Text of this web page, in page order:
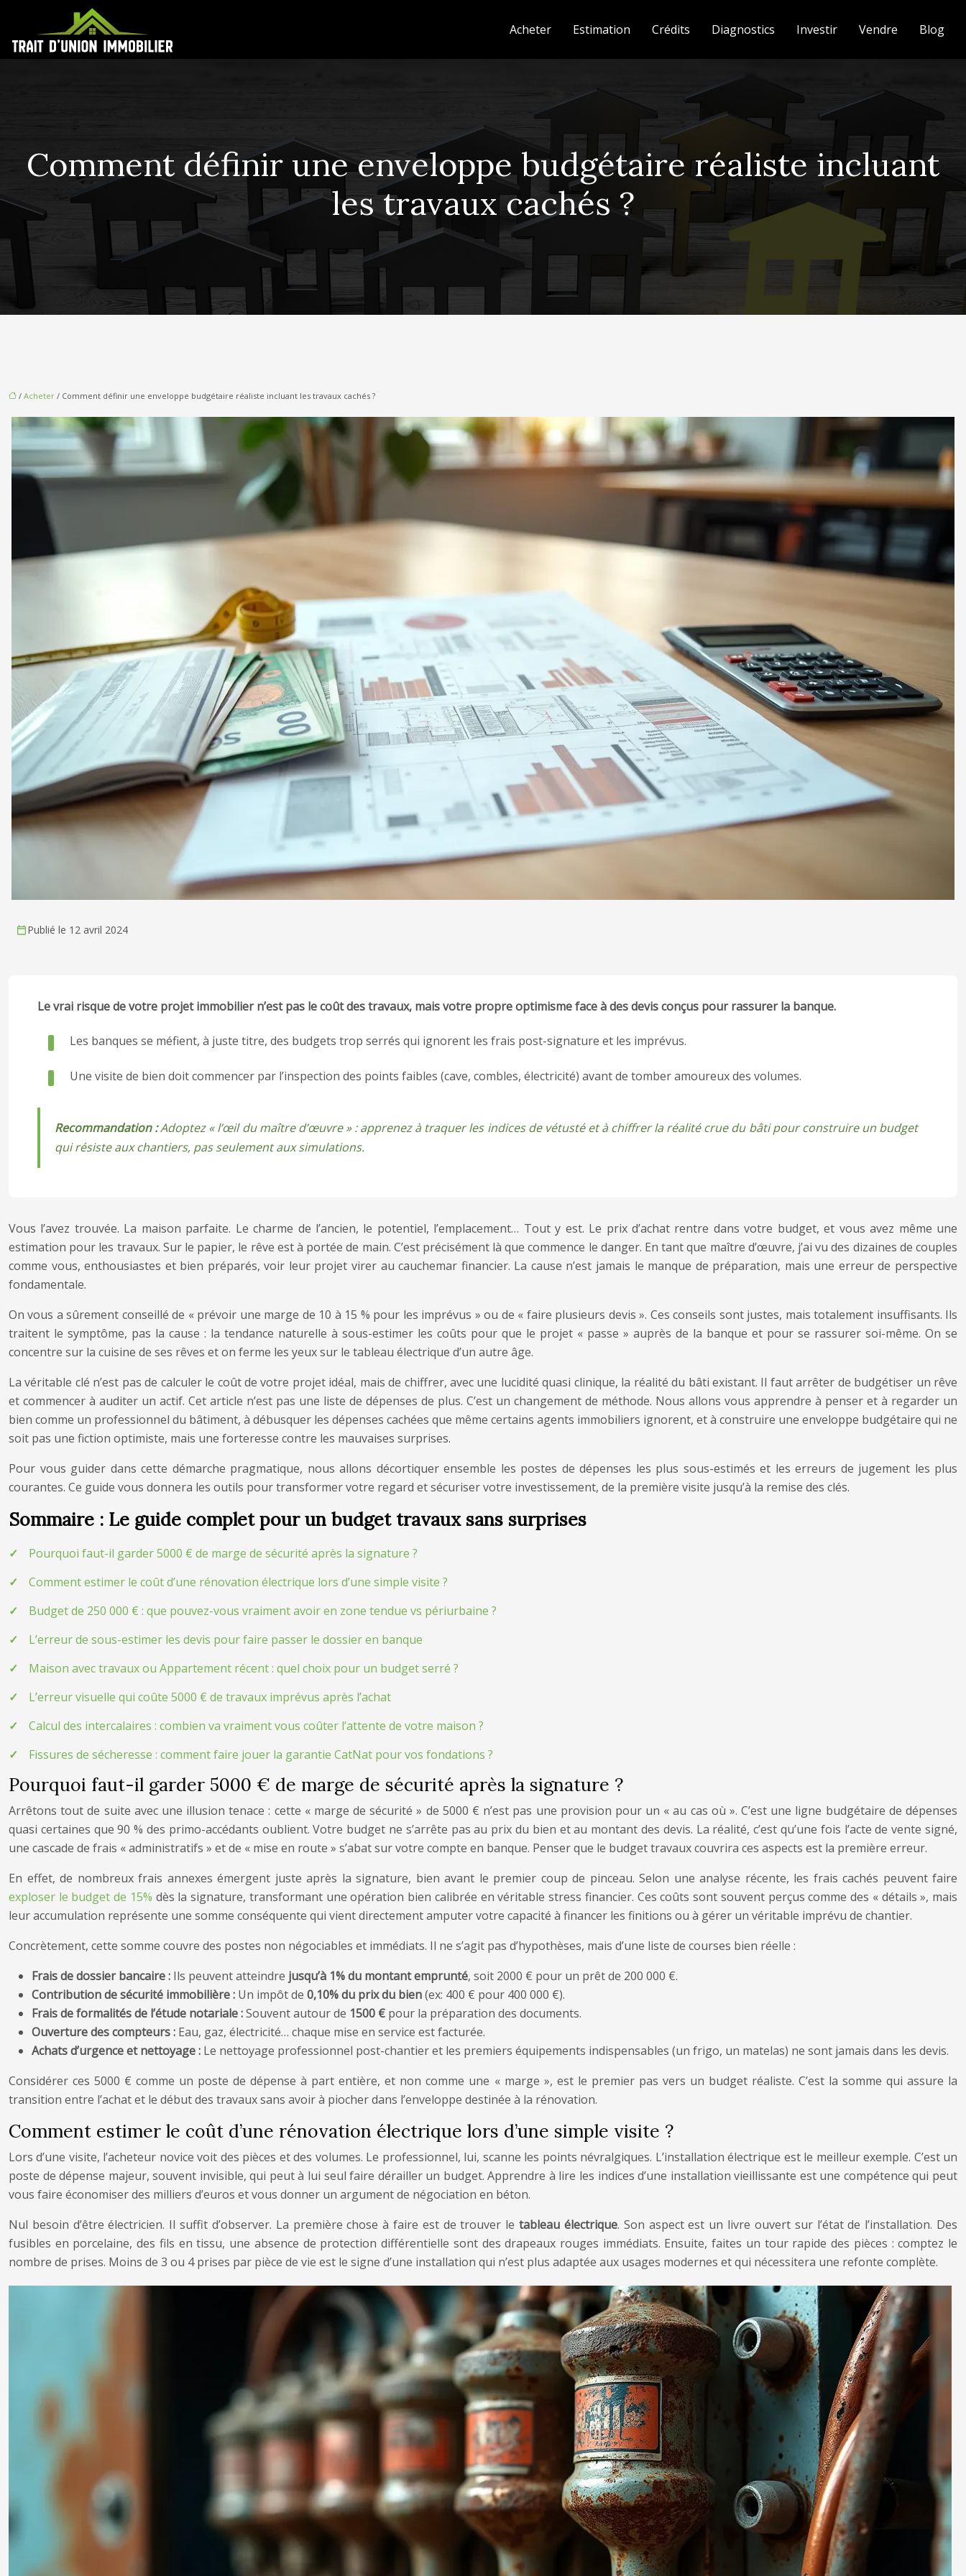
Acheter Estimation Crédits Diagnostics Investir Vendre Blog
Comment définir une enveloppe budgétaire réaliste incluant
les travaux cachés ?
/ Acheter / Comment définir une enveloppe budgétaire réaliste incluant les travaux cachés ?
Publié le 12 avril 2024
Le vrai risque de votre projet immobilier n’est pas le coût des travaux, mais votre propre optimisme face à des devis conçus pour rassurer la banque.
Les banques se méfient, à juste titre, des budgets trop serrés qui ignorent les frais post-signature et les imprévus.
Une visite de bien doit commencer par l’inspection des points faibles (cave, combles, électricité) avant de tomber amoureux des volumes.
Recommandation :Adoptez « l’œil du maître d’œuvre » : apprenez à traquer les indices de vétusté et à chiffrer la réalité crue du bâti pour construire un budget
qui résiste aux chantiers, pas seulement aux simulations.
Vous l’avez trouvée. La maison parfaite. Le charme de l’ancien, le potentiel, l’emplacement… Tout y est. Le prix d’achat rentre dans votre budget, et vous avez même une
estimation pour les travaux. Sur le papier, le rêve est à portée de main. C’est précisément là que commence le danger. En tant que maître d’œuvre, j’ai vu des dizaines de couples
comme vous, enthousiastes et bien préparés, voir leur projet virer au cauchemar financier. La cause n’est jamais le manque de préparation, mais une erreur de perspective
fondamentale.
On vous a sûrement conseillé de « prévoir une marge de 10 à 15 % pour les imprévus » ou de « faire plusieurs devis ». Ces conseils sont justes, mais totalement insuffisants. Ils
traitent le symptôme, pas la cause : la tendance naturelle à sous-estimer les coûts pour que le projet « passe » auprès de la banque et pour se rassurer soi-même. On se
concentre sur la cuisine de ses rêves et on ferme les yeux sur le tableau électrique d’un autre âge.
La véritable clé n’est pas de calculer le coût de votre projet idéal, mais de chiffrer, avec une lucidité quasi clinique, la réalité du bâti existant. Il faut arrêter de budgétiser un rêve
et commencer à auditer un actif. Cet article n’est pas une liste de dépenses de plus. C’est un changement de méthode. Nous allons vous apprendre à penser et à regarder un
bien comme un professionnel du bâtiment, à débusquer les dépenses cachées que même certains agents immobiliers ignorent, et à construire une enveloppe budgétaire qui ne
soit pas une fiction optimiste, mais une forteresse contre les mauvaises surprises.
Pour vous guider dans cette démarche pragmatique, nous allons décortiquer ensemble les postes de dépenses les plus sous-estimés et les erreurs de jugement les plus
courantes. Ce guide vous donnera les outils pour transformer votre regard et sécuriser votre investissement, de la première visite jusqu’à la remise des clés.
Sommaire : Le guide complet pour un budget travaux sans surprises
Pourquoi faut-il garder 5000 € de marge de sécurité après la signature ?
Comment estimer le coût d’une rénovation électrique lors d’une simple visite ?
Budget de 250 000 € : que pouvez-vous vraiment avoir en zone tendue vs périurbaine ?
L’erreur de sous-estimer les devis pour faire passer le dossier en banque
Maison avec travaux ou Appartement récent : quel choix pour un budget serré ?
L’erreur visuelle qui coûte 5000 € de travaux imprévus après l’achat
Calcul des intercalaires : combien va vraiment vous coûter l’attente de votre maison ?
Fissures de sécheresse : comment faire jouer la garantie CatNat pour vos fondations ?
Pourquoi faut-il garder 5000 € de marge de sécurité après la signature ?
Arrêtons tout de suite avec une illusion tenace : cette « marge de sécurité » de 5000 € n’est pas une provision pour un « au cas où ». C’est une ligne budgétaire de dépenses
quasi certaines que 90 % des primo-accédants oublient. Votre budget ne s’arrête pas au prix du bien et au montant des devis. La réalité, c’est qu’une fois l’acte de vente signé,
une cascade de frais « administratifs » et de « mise en route » s’abat sur votre compte en banque. Penser que le budget travaux couvrira ces aspects est la première erreur.
En effet, de nombreux frais annexes émergent juste après la signature, bien avant le premier coup de pinceau. Selon une analyse récente, les frais cachés peuvent faire
exploser le budget de 15% dès la signature, transformant une opération bien calibrée en véritable stress financier. Ces coûts sont souvent perçus comme des « détails », mais
leur accumulation représente une somme conséquente qui vient directement amputer votre capacité à financer les finitions ou à gérer un véritable imprévu de chantier.
Concrètement, cette somme couvre des postes non négociables et immédiats. Il ne s’agit pas d’hypothèses, mais d’une liste de courses bien réelle :
Frais de dossier bancaire : Ils peuvent atteindre jusqu’à 1% du montant emprunté, soit 2000 € pour un prêt de 200 000 €.
Contribution de sécurité immobilière : Un impôt de 0,10% du prix du bien(ex: 400 € pour 400 000 €).
Frais de formalités de l’étude notariale :Souvent autour de 1500 € pour la préparation des documents.
Ouverture des compteurs : Eau, gaz, électricité… chaque mise en service est facturée.
Achats d’urgence et nettoyage : Le nettoyage professionnel post-chantier et les premiers équipements indispensables (un frigo, un matelas) ne sont jamais dans les devis.
Considérer ces 5000 € comme un poste de dépense à part entière, et non comme une « marge », est le premier pas vers un budget réaliste. C’est la somme qui assure la
transition entre l’achat et le début des travaux sans avoir à piocher dans l’enveloppe destinée à la rénovation.
Comment estimer le coût d’une rénovation électrique lors d’une simple visite ?
Lors d’une visite, l’acheteur novice voit des pièces et des volumes. Le professionnel, lui, scanne les points névralgiques. L’installation électrique est le meilleur exemple. C’est un
poste de dépense majeur, souvent invisible, qui peut à lui seul faire dérailler un budget. Apprendre à lire les indices d’une installation vieillissante est une compétence qui peut
vous faire économiser des milliers d’euros et vous donner un argument de négociation en béton.
Nul besoin d’être électricien. Il suffit d’observer. La première chose à faire est de trouver letableau électrique. Son aspect est un livre ouvert sur l’état de l’installation. Des
fusibles en porcelaine, des fils en tissu, une absence de protection différentielle sont des drapeaux rouges immédiats. Ensuite, faites un tour rapide des pièces : comptez le
nombre de prises. Moins de 3 ou 4 prises par pièce de vie est le signe d’une installation qui n’est plus adaptée aux usages modernes et qui nécessitera une refonte complète.